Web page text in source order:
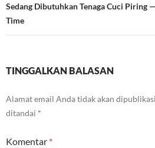
Sedang Dibutuhkan Tenaga Cuci Piring
Time
TINGGALKAN BALASAN
Alamat email Anda tidak akan
ditandai *
Komentar *